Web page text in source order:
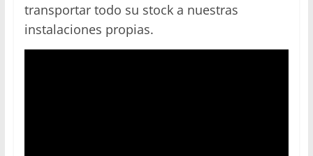
transportar todo su stock a nuestras
instalaciones propias.